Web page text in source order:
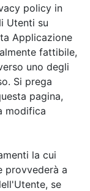
policy in
Utenti su
Applicazione
fattibile,
uno degli
Si prega
pagina,
modifica
la cui
provvederà a
se